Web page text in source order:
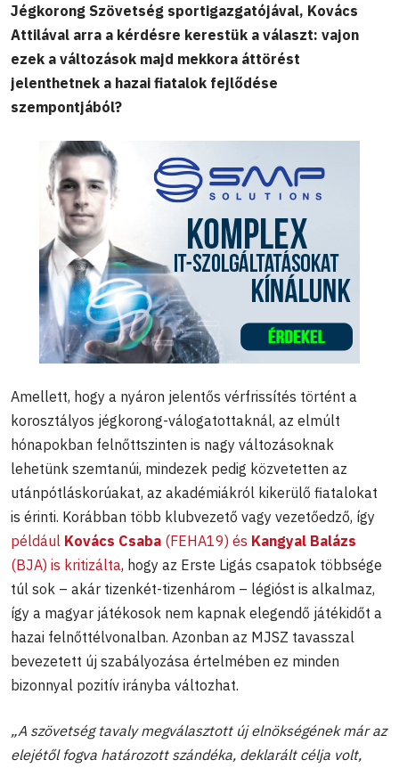
Jégkorong Szövetség sportigazgatójával, Kovács
Attilával arra a kérdésre kerestük a választ: vajon
ezek a változások majd mekkora áttörést
jelenthetnek a hazai fiatalok fejlődése
szempontjából?
Amellett, hogy a nyáron jelentős vérfrissítés történt a
korosztályos jégkorong-válogatottaknál, az elmúlt
hónapokban felnőttszinten is nagy változásoknak
lehetünk szemtanúi, mindezek pedig közvetetten az
utánpótláskorúakat, az akadémiákról kikerülő fiatalokat
is érinti. Korábban több klubvezető vagy vezetőedző, így
például Kovács Csaba (FEHA19) és Kangyal Balázs
(BJA) is kritizálta, hogy az Erste Ligás csapatok többsége
túl sok – akár tizenkét-tizenhárom – légióst is alkalmaz,
így a magyar játékosok nem kapnak elegendő játékidőt a
hazai felnőttélvonalban. Azonban az MJSZ tavasszal
bevezetett új szabályozása értelmében ez minden
bizonnyal pozitív irányba változhat.
„A szövetség tavaly megválasztott új elnökségének már az
elejétől fogva határozott szándéka, deklarált célja volt,